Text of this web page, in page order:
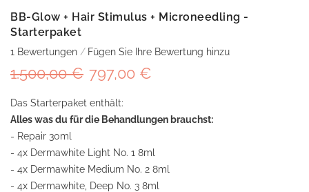
BB-Glow + Hair Stimulus + Microneedling -
Starterpaket
1 Bewertungen Fügen Sie Ihre Bewertung hinzu
797,00 €
1.500,00 €
Das Starterpaket enthält:
Alles was du für die Behandlungen brauchst:
- Repair 30ml
- 4x Dermawhite Light No. 1 8ml
- 4x Dermawhite Medium No. 2 8ml
- 4x Dermawhite, Deep No. 3 8ml